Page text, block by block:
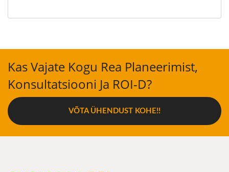
Kas Vajate Kogu Rea Planeerimist,
Konsultatsiooni Ja ROI-D?
VÕTA ÜHENDUST KOHE!!